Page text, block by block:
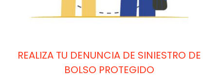
REALIZA TU DENUNCIA DE SINIESTRO DE
BOLSO PROTEGIDO